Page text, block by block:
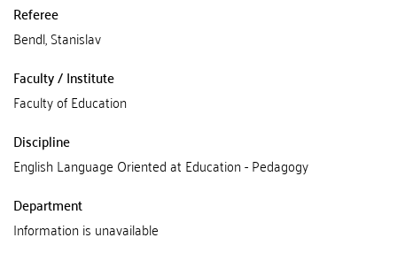
Referee
Bendl, Stanislav
Faculty / Institute
Faculty of Education
Discipline
English Language Oriented at Education - Pedagogy
Department
Information is unavailable